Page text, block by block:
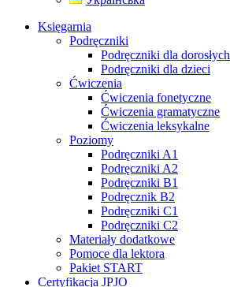
Księgarnia
Podręczniki
Podręczniki dla dorosłych
Podręczniki dla dzieci
Ćwiczenia
Ćwiczenia fonetyczne
Ćwiczenia gramatyczne
Ćwiczenia leksykalne
Poziomy
Podręczniki A1
Podręczniki A2
Podręczniki B1
Podręcznik B2
Podręczniki C1
Podręczniki C2
Materiały dodatkowe
Pomoce dla lektora
Pakiet START
Certyfikacja JPJO